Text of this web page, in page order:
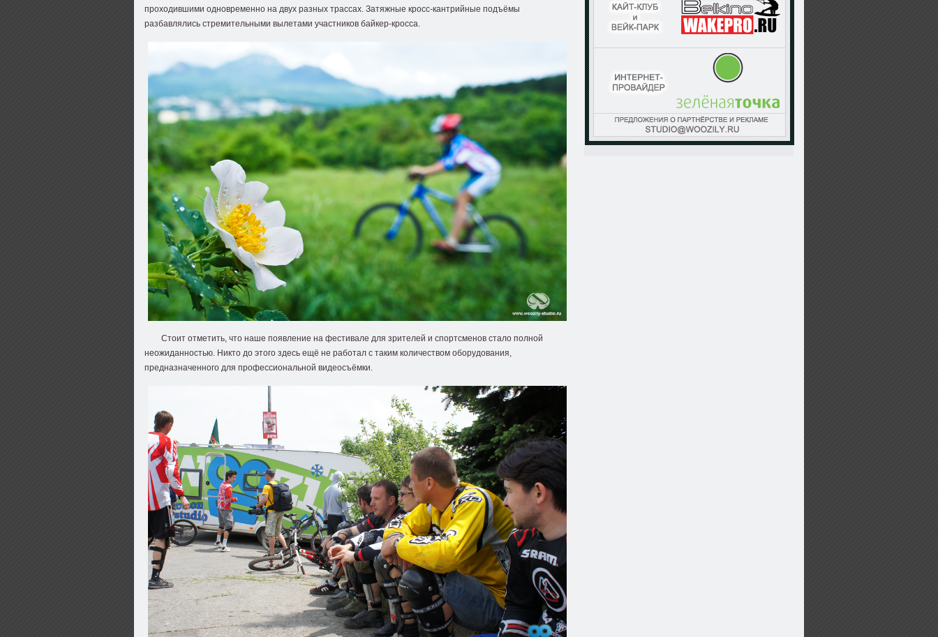
проходившими одновременно на двух разных трассах. Затяжные кросс-кантрийные подъёмы
разбавлялись стремительными вылетами участников байкер-кросса.
Стоит отметить, что наше появление на фестивале для зрителей и спортсменов стало полной
неожиданностью. Никто до этого здесь ещё не работал с таким количеством оборудования,
предназначенного для профессиональной видеосъёмки.